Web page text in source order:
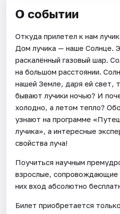
О событии
Откуда прилетел к нам
Дом лучика — наше Солнце.
раскалённый газовый шар.
на большом расстоянии.
нашей Земле, даря ей свет,
бывают лучики ночью? И
холодно, а летом тепло?
узнают на программе
лучика», а интересные
свойства луча!
Поучиться научным
взрослые,
них вход абсолютно
Билет приобретается